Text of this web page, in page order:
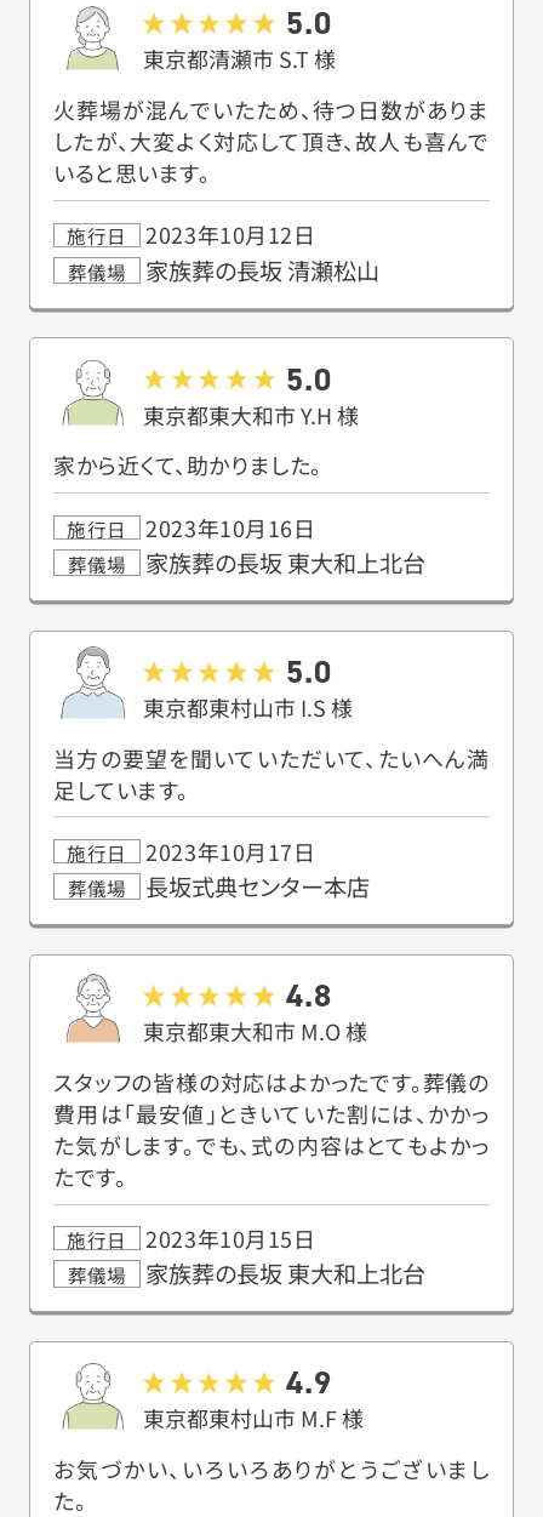
東京都清瀬市 S.T様
5.0
施行日 2023年10月12日
火葬場が混んでいたため、待つ日数がありま
したが、大変よく対応して頂き、故人も喜んで
いると思います。
葬儀場 家族葬の長坂 清瀬松山
東京都東大和市Y.H様
5.0
施行日 2023年10月16日
家から近くて、助かりました。
葬儀場 家族葬の長坂 東大和上北台
東京都東村山市 I.S様
5.0
施行日 2023年10月17日
当方の要望を聞いていただいて、たいへん満
足しています。
葬儀場 長坂式典センター本店
東京都東大和市 M.O様
4.8
施行日 2023年10月15日
スタッフの皆様の対応はよかったです。葬儀の
費用は「最安値」ときいていた割には、かかっ
た気がします。でも、式の内容はとてもよかっ
たです。
葬儀場 家族葬の長坂 東大和上北台
東京都東村山市 M.F様
4.9
お気づかい、いろいろありがとうございまし
た。